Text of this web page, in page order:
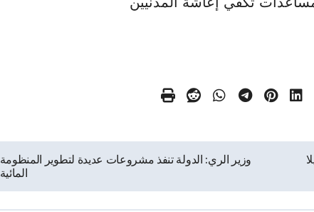
إلى 1658 قتيلا
وزير الري: الدولة تنفذ مشروعات عديدة لتطوير المنظومة
المائية